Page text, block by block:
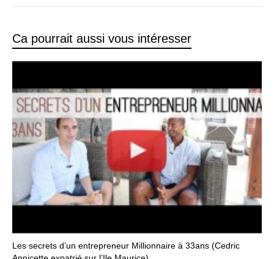
Ca pourrait aussi vous intéresser
Les secrets d’un entrepreneur Millionnaire à 33ans (Cedric